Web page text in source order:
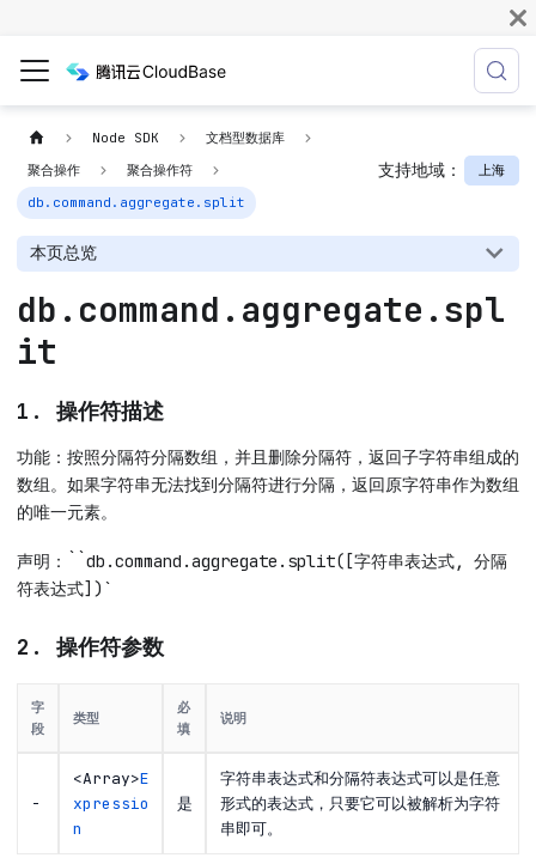
Node SDK
文档型数据库
聚合操作
聚合操作符
db.command.aggregate.split
支持地域： 上海
本页总览
db.command.aggregate.spl
it
1. 操作符描述
功能：按照分隔符分隔数组，并且删除分隔符，返回子字符串组成的
数组。如果字符串无法找到分隔符进行分隔，返回原字符串作为数组
的唯一元素。
声明：``db.command.aggregate.split([字符串表达式, 分隔
符表达式])`
2. 操作符参数
字
段
类型
必
填
说明
-
<Array>E
xpressio
n
是
字符串表达式和分隔符表达式可以是任意
形式的表达式，只要它可以被解析为字符
串即可。